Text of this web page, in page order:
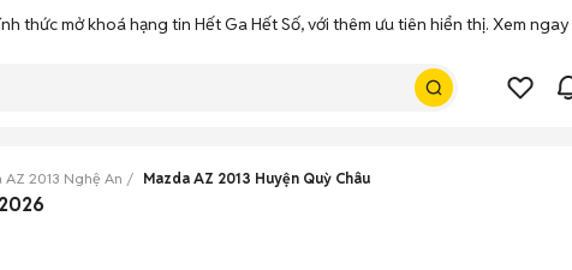
thức mở khoá hạng tin Hết Ga Hết Số, với thêm ưu tiên hiển thị. Xem ngay
AZ 2013 Nghệ An Mazda AZ 2013 Huyện Quỳ Châu